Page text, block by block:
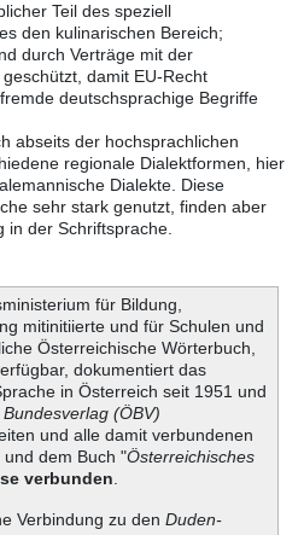
Teil des speziell
den kulinarischen Bereich;
durch Verträge mit der
damit EU-Recht
deutschsprachige Begriffe
abseits der hochsprachlichen
regionale Dialektformen, hier
Dialekte. Diese
sehr stark genutzt, finden aber
in der Schriftsprache.
für Bildung,
mitinitiierte und für Schulen und
Österreichische Wörterbuch,
dokumentiert das
in Österreich seit 1951 und
(ÖBV)
und alle damit verbundenen
dem Buch "Österreichisches
verbunden
Verbindung zu den Duden-